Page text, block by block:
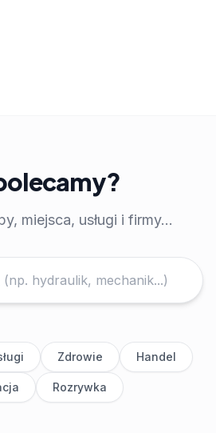
miejsca, usługi i firmy...
Zdrowie Handel
Rozrywka